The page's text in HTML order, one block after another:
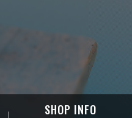
SHOP INFO